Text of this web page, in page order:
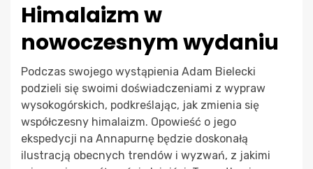
Himalaizm w
nowoczesnym wydaniu
Podczas swojego wystąpienia Adam Bielecki
podzieli się swoimi doświadczeniami z wypraw
wysokogórskich, podkreślając, jak zmienia się
współczesny himalaizm. Opowieść o jego
ekspedycji na Annapurnę będzie doskonałą
ilustracją obecnych trendów i wyzwań, z jakimi